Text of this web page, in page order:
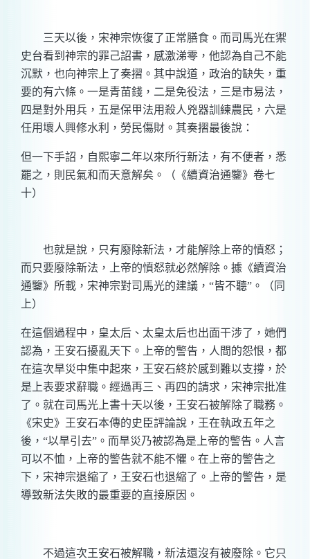
三天以後，宋神宗恢復了正常膳食。而司馬光在禦
史台看到神宗的罪己詔書，感激涕零，他認為自己不能
沉默，也向神宗上了奏摺。其中說道，政治的缺失，重
要的有六條。一是青苗錢，二是免役法，三是市易法，
四是對外用兵，五是保甲法用殺人兇器訓練農民，六是
任用壞人興修水利，勞民傷財。其奏摺最後說：
但一下手詔，自熙寧二年以來所行新法，有不便者，悉
罷之，則民氣和而天意解矣。（《續資治通鑒》卷七
十）
也就是說，只有廢除新法，才能解除上帝的憤怒；
而只要廢除新法，上帝的憤怒就必然解除。據《續資治
通鑒》所載，宋神宗對司馬光的建議，“皆不聽”。（同
上）
在這個過程中，皇太后、太皇太后也出面干涉了，她們
認為，王安石擾亂天下。上帝的警告，人間的怨恨，都
在這次旱災中集中起來，王安石終於感到難以支撐，於
是上表要求辭職。經過再三、再四的請求，宋神宗批准
了。就在司馬光上書十天以後，王安石被解除了職務。
《宋史》王安石本傳的史臣評論說，王在執政五年之
後，“以旱引去”。而旱災乃被認為是上帝的警告。人言
可以不恤，上帝的警告就不能不懼。在上帝的警告之
下，宋神宗退縮了，王安石也退縮了。上帝的警告，是
導致新法失敗的最重要的直接原因。
不過這次王安石被解職，新法還沒有被廢除。它只